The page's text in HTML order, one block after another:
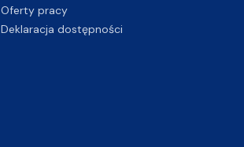
Oferty pracy
Deklaracja dostępności